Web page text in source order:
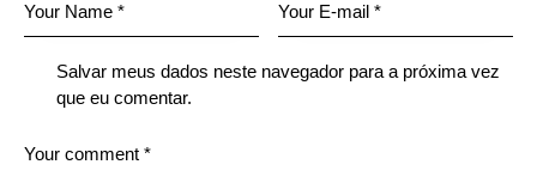
Salvar meus dados neste navegador para a próxima vez
que eu comentar.